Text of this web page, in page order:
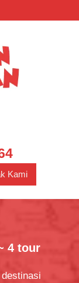
Kami
4 tour